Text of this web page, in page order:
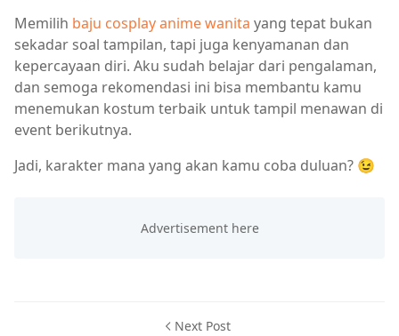
Memilih baju cosplay anime wanita yang tepat bukan
sekadar soal tampilan, tapi juga kenyamanan dan
kepercayaan diri. Aku sudah belajar dari pengalaman,
dan semoga rekomendasi ini bisa membantu kamu
menemukan kostum terbaik untuk tampil menawan di
event berikutnya.
Jadi, karakter mana yang akan kamu coba duluan? 😉
Next Post